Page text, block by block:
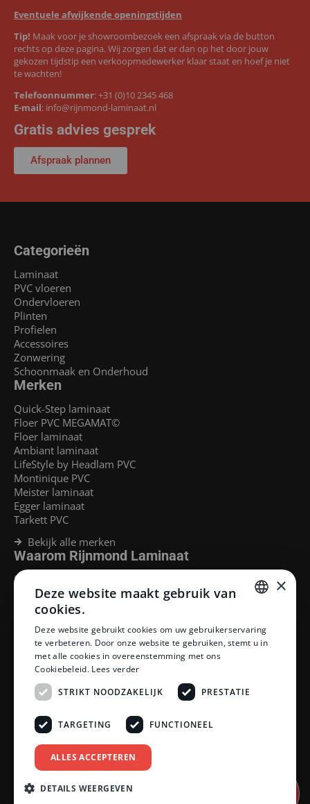
Eventuele afwijkende openingstijden
Tip! Maak voor je showroombezoek een afspraak via de button
rechts op deze pagina. Wij zorgen dat er dan op het door jouw
gekozen tijdstip een verkoopmedewerker klaar staat en hoef je niet
te wachten!
Telefoonnummer:+31 (0)10 2345 468
E-mail: info@rijnmond-laminaat.nl
Gratis advies gesprek
Afspraak plannen
Categorieën
Laminaat
PVC vloeren
Ondervloeren
Plinten
Profielen
Accessoires
Zonwering
Schoonmaak en Onderhoud
Merken
Quick-Step laminaat
Floer PVC MEGAMAT©
Floer laminaat
Ambiant laminaat
LifeStyle by Headlam PVC
Montinique PVC
Meister laminaat
Egger laminaat
Tarkett PVC
Bekijk alle merken
Waarom Rijnmond Laminaat
Legservice
Laminaat Capelle aan den Ijssel
Laminaat voor vloerverwarming
Klantenservice
Betaalmethoden
Openingstijden showroom
Afhalen en bezorgen
Retourprocedure
Veelgestelde vragen
Legservice
Neem contact op
Reviewpolicy
Privacy policy
Algemene voorwaarden
DUTCH
×
Deze website maakt gebruik van
cookies.
Deze website gebruikt cookies om uw gebruikerservaring
te verbeteren. Door onze website te gebruiken, stemt u in
met alle cookies in overeenstemming met ons
Cookiebeleid. Lees verder
STRIKT NOODZAKELIJK
PRESTATIE
TARGETING FUNCTIONEEL
ALLES ACCEPTEREN
DETAILS WEERGEVEN